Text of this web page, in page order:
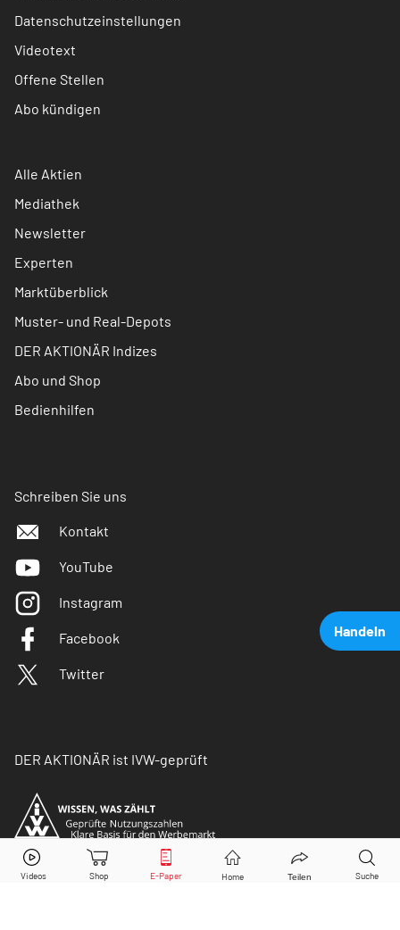
Handeln
Spotify Aktie jetzt handeln?
Datenschutzeinstellungen
Videotext
Offene Stellen
Abo kündigen
Alle Aktien
Mediathek
Newsletter
Experten
Marktüberblick
Muster- und Real-Depots
DER AKTIONÄR Indizes
Abo und Shop
Bedienhilfen
Schreiben Sie uns
Kontakt
YouTube
Instagram
Facebook
Twitter
DER AKTIONÄR ist IVW-geprüft